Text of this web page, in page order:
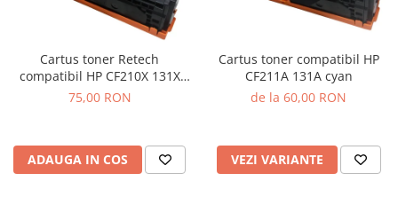
Cartus toner Retech
compatibil HP CF210X 131X
black
75,00 RON
ADAUGA IN COS
Cartus toner compatibil HP
CF211A 131A cyan
de la 60,00 RON
VEZI VARIANTE